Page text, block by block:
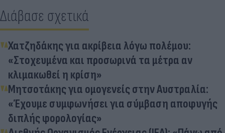
Διάβασε σχετικά
Χατζηδάκης για ακρίβεια λόγω πολέμου:
«Στοχευμένα και προσωρινά τα μέτρα αν
κλιμακωθεί η κρίση»
Μητσοτάκης για ομογενείς στην Αυστραλία:
«Έχουμε συμφωνήσει για σύμβαση αποφυγής
διπλής φορολογίας»